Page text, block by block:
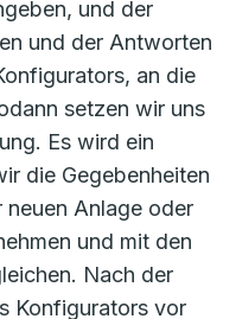
und der
und der Antworten
an die
setzen wir uns
Es wird ein
die Gegebenheiten
Anlage oder
und mit den
Nach der
Konfigurators vor